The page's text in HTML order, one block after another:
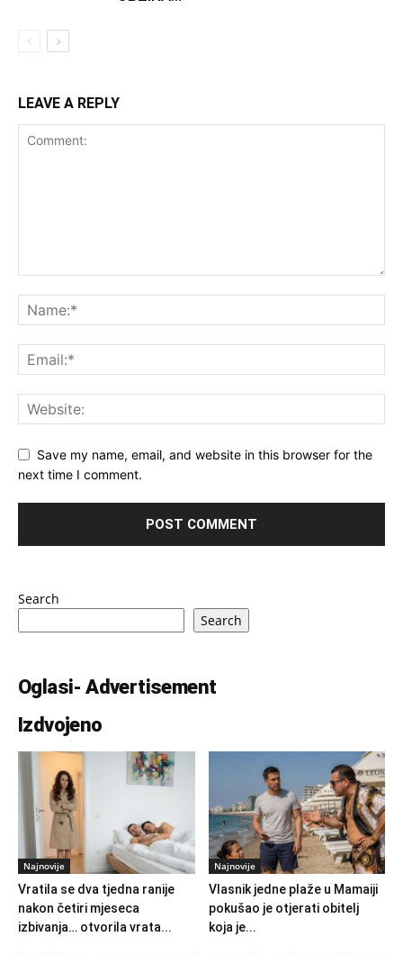
LEAVE A REPLY
Save my name, email, and website in this browser for the
next time I comment.
Search
Search
Oglasi- Advertisement
Izdvojeno
Najnovije
Vratila se dva tjedna ranije
nakon četiri mjeseca
izbivanja… otvorila vrata...
Najnovije
Vlasnik jedne plaže u Mamaiji
pokušao je otjerati obitelj
koja je...